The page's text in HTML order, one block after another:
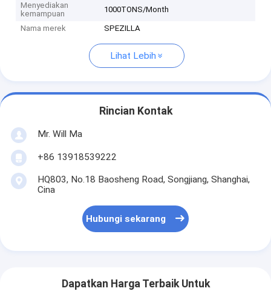
Menyediakan
kemampuan
1000TONS/Month
Nama merek SPEZILLA
Lihat Lebih
Rincian Kontak
Mr. Will Ma
+86 13918539222
HQ803, No.18 Baosheng Road, Songjiang, Shanghai,
Cina
Hubungi sekarang
Dapatkan Harga Terbaik Untuk